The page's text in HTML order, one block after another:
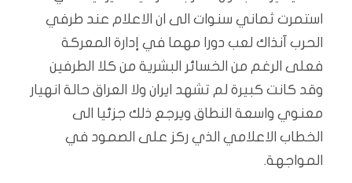
استمرت ثماني سنوات الى ان الاعلام عند طرفي
الحرب آنذاك لعب دورا مهما في إدارة المعركة
فعلى الرغم من الخسائر البشرية من كلا الطرفين
وقد كانت كبيرة لم تشهد ايران ولا العراق حالة انهيار
معنوي واسعة النطاق ويرجع ذلك جزئيا الى
الخطاب الاعلامي الذي ركز على الصمود في
المواجهة.